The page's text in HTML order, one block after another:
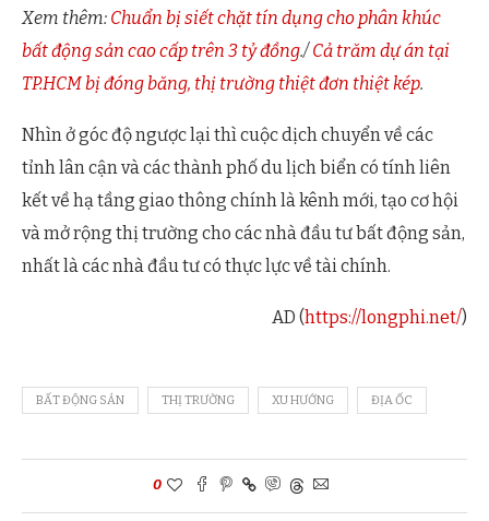
Xem thêm: Chuẩn bị siết chặt tín dụng cho phân khúc
bất động sản cao cấp trên 3 tỷ đồng./ Cả trăm dự án tại
TP.HCM bị đóng băng, thị trường thiệt đơn thiệt kép.
Nhìn ở góc độ ngược lại thì cuộc dịch chuyển về các
tỉnh lân cận và các thành phố du lịch biển có tính liên
kết về hạ tầng giao thông chính là kênh mới, tạo cơ hội
và mở rộng thị trường cho các nhà đầu tư bất động sản,
nhất là các nhà đầu tư có thực lực về tài chính.
AD (https://longphi.net/)
BẤT ĐỘNG SẢN THỊ TRƯỜNG XU HƯỚNG ĐỊA ỐC
0